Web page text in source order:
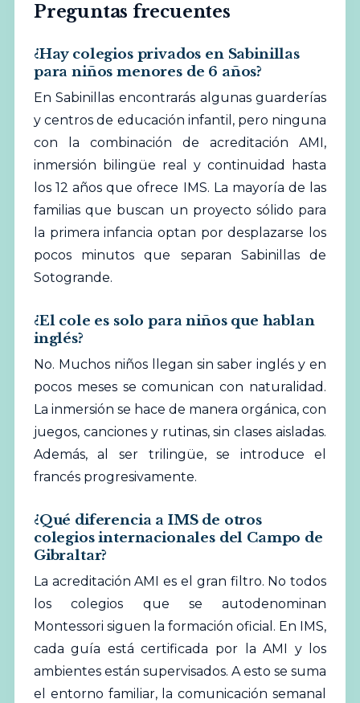
Preguntas frecuentes
¿Hay colegios privados en Sabinillas
para niños menores de 6 años?
En Sabinillas encontrarás algunas guarderías
y centros de educación infantil, pero ninguna
con la combinación de acreditación AMI,
inmersión bilingüe real y continuidad hasta
los 12 años que ofrece IMS. La mayoría de las
familias que buscan un proyecto sólido para
la primera infancia optan por desplazarse los
pocos minutos que separan Sabinillas de
Sotogrande.
¿El cole es solo para niños que hablan
inglés?
No. Muchos niños llegan sin saber inglés y en
pocos meses se comunican con naturalidad.
La inmersión se hace de manera orgánica, con
juegos, canciones y rutinas, sin clases aisladas.
Además, al ser trilingüe, se introduce el
francés progresivamente.
¿Qué diferencia a IMS de otros
colegios internacionales del Campo de
Gibraltar?
La acreditación AMI es el gran filtro. No todos
los colegios que se autodenominan
Montessori siguen la formación oficial. En IMS,
cada guía está certificada por la AMI y los
ambientes están supervisados. A esto se suma
el entorno familiar, la comunicación semanal